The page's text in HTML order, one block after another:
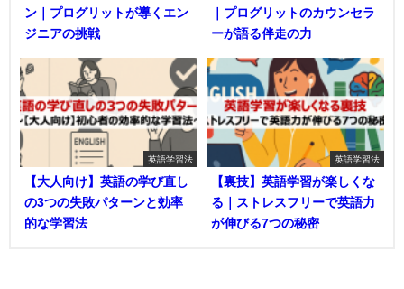
ン｜プログリットが導くエン
ジニアの挑戦
｜プログリットのカウンセラ
ーが語る伴走の力
英語学習法
【大人向け】英語の学び直し
の3つの失敗パターンと効率
的な学習法
英語学習法
【裏技】英語学習が楽しくな
る｜ストレスフリーで英語力
が伸びる7つの秘密